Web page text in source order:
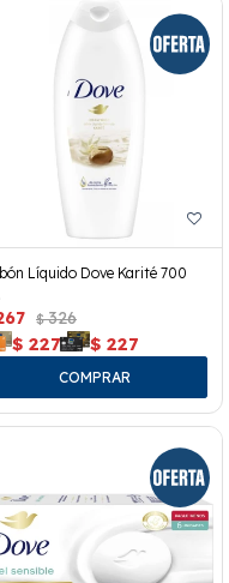
Líquido Dove Karité 700
$ 326
$ 227 $ 227